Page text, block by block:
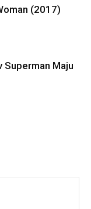
(2017)
Superman Maju